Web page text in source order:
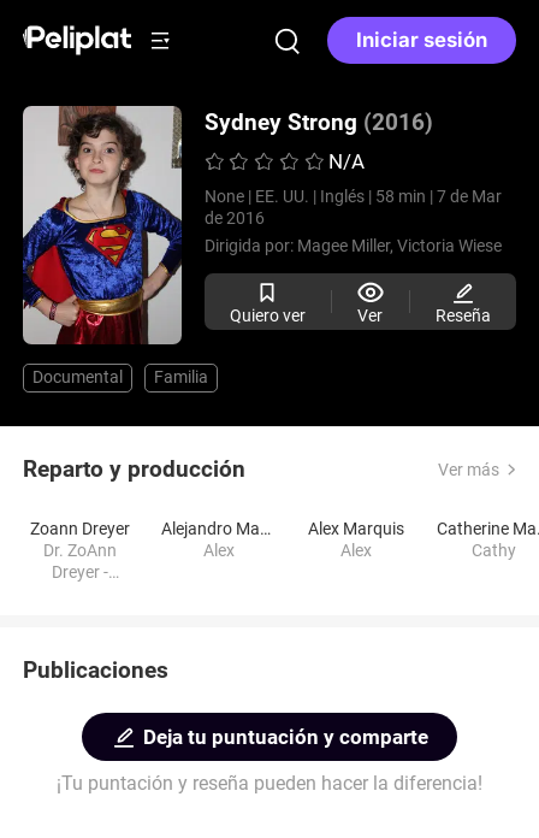
Iniciar sesión
Sydney Strong (2016)
N/A
None | EE. UU. | Inglés | 58 min | 7 de Mar
de 2016
Dirigida por: Magee Miller, Victoria Wiese
Quiero ver Ver Reseña
Documental Familia
Reparto y producción Ver más
Zoann Dreyer
Dr. ZoAnn
Dreyer -
Alejandro Marquis
Alex
Alex Marquis
Alex
Cathy
Publicaciones
Deja tu puntuación y comparte
¡Tu puntación y reseña pueden hacer la diferencia!